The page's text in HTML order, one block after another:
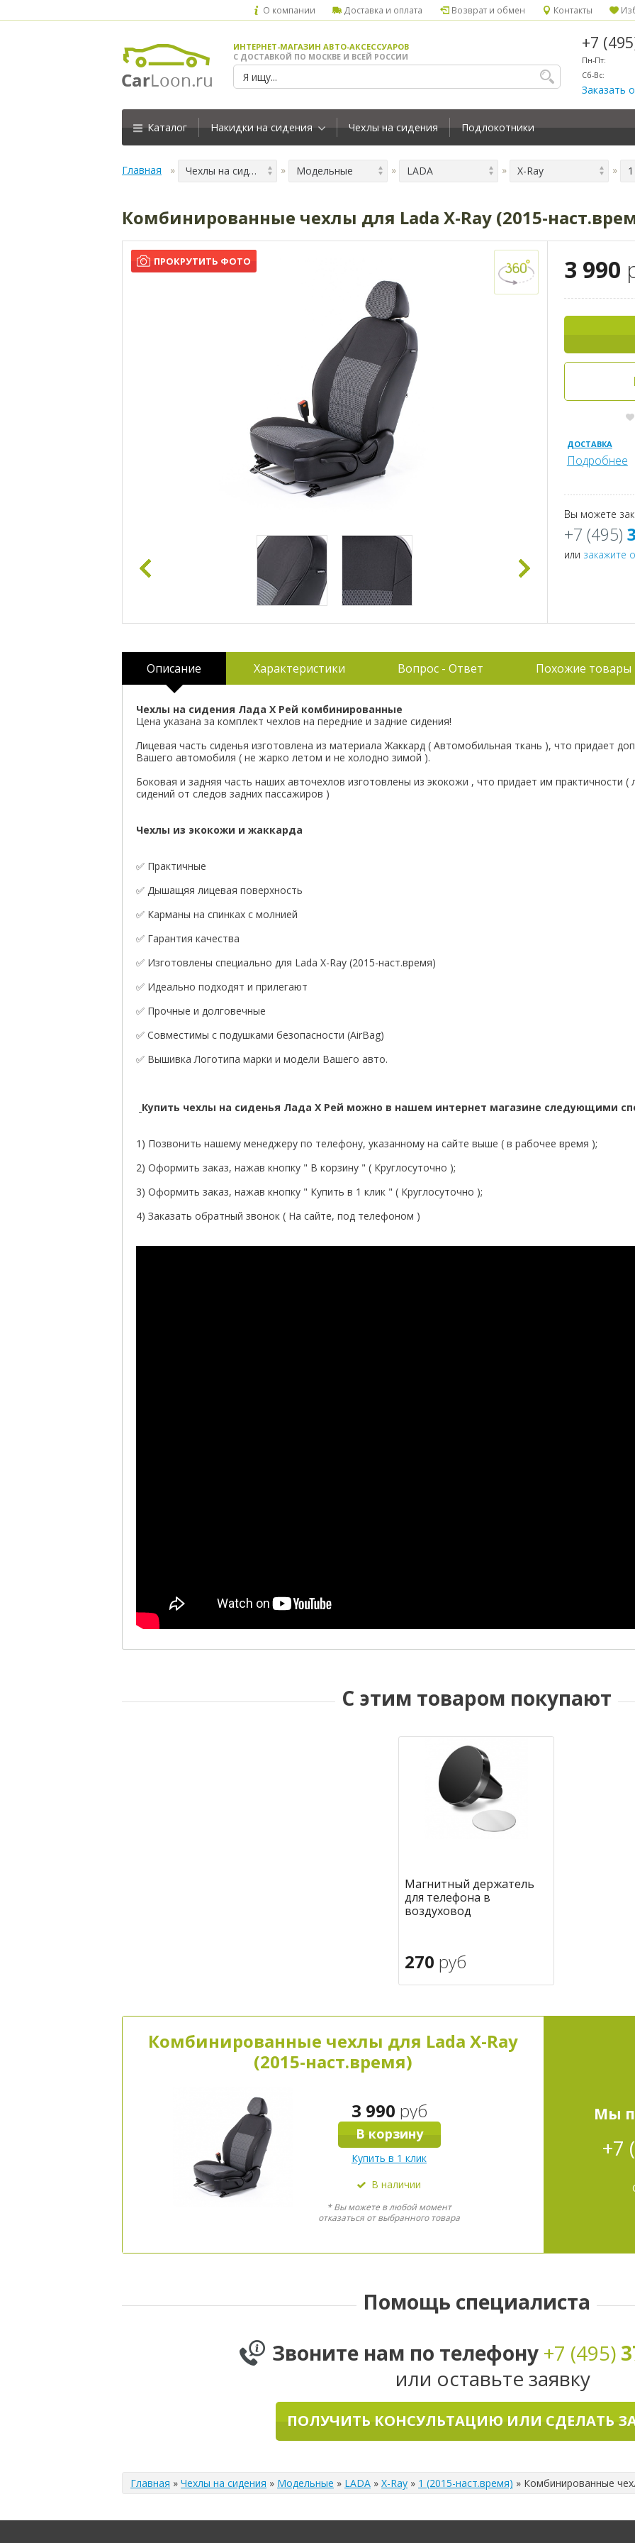
О компании Доставка и оплата Возврат и обмен Контакты
ИНТЕРНЕТ-МАГАЗИН АВТО-АКСЕССУАРОВ
С ДОСТАВКОЙ ПО МОСКВЕ И ВСЕЙ РОССИИ
+7
Пн-Пт:
Сб-Вс:
Заказать
Каталог Накидки на сидения Чехлы на сидения Подлокотники
Главная Чехлы на сидения Модельные LADA X-Ray
Комбинированные чехлы для Lada X-Ray (2015-
ПРОКРУТИТЬ ФОТО 3 990
ДОСТАВКА
Подробнее
Вы можете
+7 (495)
или закажите
Описание Характеристики Вопрос - Ответ Похожие товары
Чехлы на сидения Лада Х Рей комбинированные
Цена указана за комплект чехлов на передние и задние сидения!
Лицевая часть сиденья изготовлена из материала Жаккард ( Автомобильная ткань ), что придает
Вашего автомобиля ( не жарко летом и не холодно зимой ).
Боковая и задняя часть наших авточехлов изготовлены из экокожи , что придает им практичности (
сидений от следов задних пассажиров )
Чехлы из экокожи и жаккарда
✅ Практичные
✅ Дышащяя лицевая поверхность
✅ Карманы на спинках с молнией
✅ Гарантия качества
✅ Изготовлены специально для Lada X-Ray (2015-наст.время)
✅ Идеально подходят и прилегают
✅ Прочные и долговечные
✅ Совместимы с подушками безопасности (AirBag)
✅ Вышивка Логотипа марки и модели Вашего авто.
Купить чехлы на сиденья Лада Х Рей можно в нашем интернет магазине следующими
1) Позвонить нашему менеджеру по телефону, указанному на сайте выше ( в рабочее время );
2) Оформить заказ, нажав кнопку " В корзину " ( Круглосуточно );
3) Оформить заказ, нажав кнопку " Купить в 1 клик " ( Круглосуточно );
4) Заказать обратный звонок ( На сайте, под телефоном )
С этим товаром покупают
Магнитный держатель
для телефона в
воздуховод
270 руб
Комбинированные чехлы для Lada X-Ray
(2015-наст.время)
3 990 руб
В корзину
Купить в 1 клик
В наличии
* Вы можете в любой момент
отказаться от выбранного товара
Мы
+7
Помощь специалиста
Звоните нам по телефону +7 (495)
или оставьте заявку
ПОЛУЧИТЬ КОНСУЛЬТАЦИЮ ИЛИ СДЕЛАТЬ
Главная » Чехлы на сидения » Модельные » LADA » X-Ray » 1 (2015-наст.время) » Комбинированные